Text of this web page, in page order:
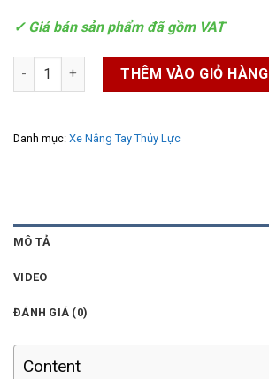
✓ Giá bán sản phẩm đã gồm VAT
Xe nâng quay đổ phuy tay cao số lượng
THÊM VÀO GIỎ HÀNG
Danh mục: Xe Nâng Tay Thủy Lực
MÔ TẢ
VIDEO
ĐÁNH GIÁ (0)
Content